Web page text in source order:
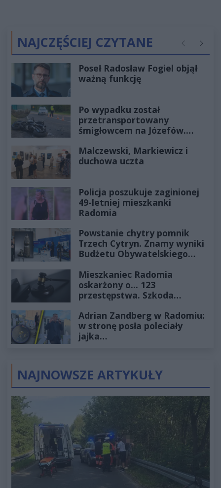
NAJCZĘŚCIEJ CZYTANE Poprzednie
Poseł Radosław Fogiel objął
ważną funkcję
Po wypadku został
przetransportowany
śmigłowcem na Józefów.
Malczewski, Markiewicz i
duchowa uczta
Policja poszukuje zaginionej
49-letniej mieszkanki
Radomia
Powstanie chytry pomnik
Trzech Cytryn. Znamy wyniki
Budżetu Obywatelskiego
Mieszkaniec Radomia
oskarżony o... 123
przestępstwa. Szkoda
złotych
Adrian Zandberg w Radomiu:
w stronę posła poleciały
jajka…
NAJNOWSZE ARTYKUŁY